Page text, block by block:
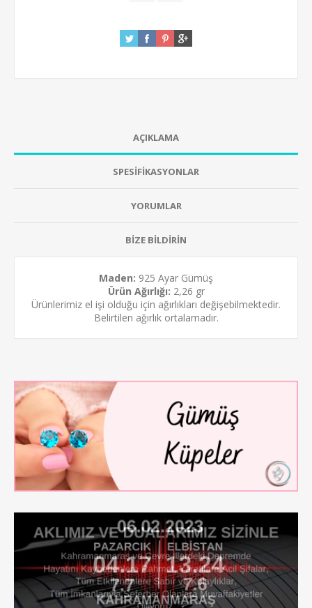
AÇIKLAMA
SPESİFİKASYONLAR
YORUMLAR
BİZE BİLDİRİN
Maden: 925 Ayar Gümüş
Ürün Ağırlığı: 2,26 gr
Ürünlerimiz el işi olduğu için ağırlıkları değişebilmektedir.
Belirtilen ağırlık ortalamadır.